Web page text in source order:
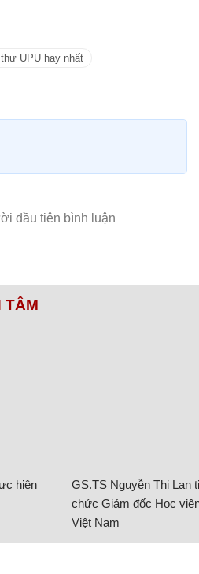
UPU hay nhất
TÂM
hiện
GS.TS Nguyễn Thị Lan
chức Giám đốc Học
Việt Nam